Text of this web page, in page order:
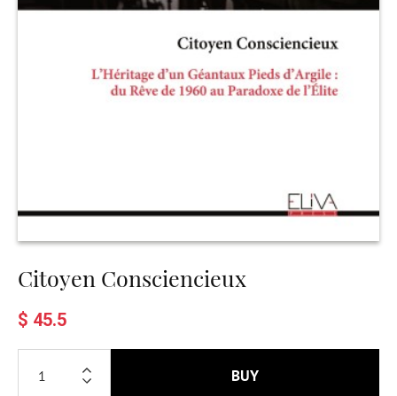
Citoyen Consciencieux
$ 45.5
BUY